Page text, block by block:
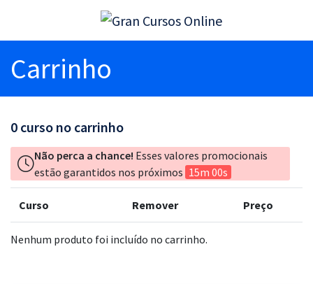
Carrinho
0 curso no carrinho
Não perca a chance! Esses valores promocionais
estão garantidos nos próximos 15m 00s
Curso Remover Preço
Nenhum produto foi incluído no carrinho.